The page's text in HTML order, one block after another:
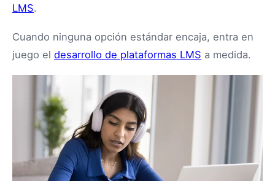
LMS.
Cuando ninguna opción estándar encaja, entra en
juego el desarrollo de plataformas LMS a medida.